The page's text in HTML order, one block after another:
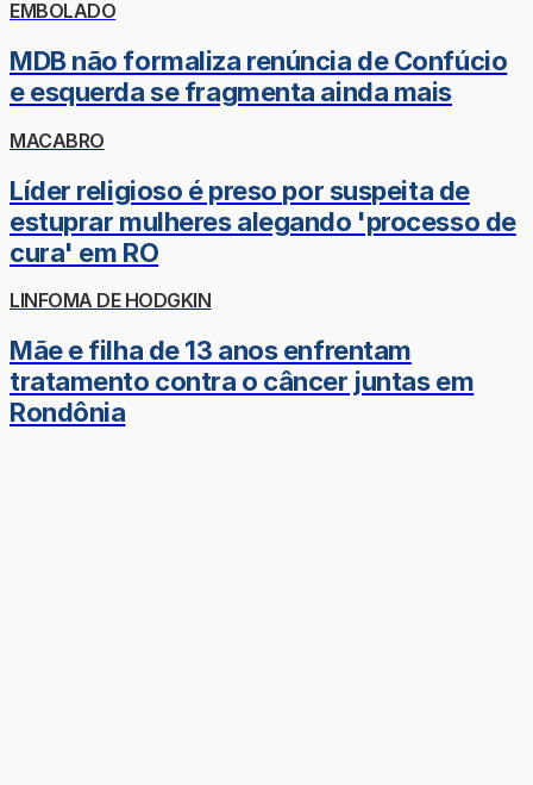
EMBOLADO
MDB não formaliza renúncia de Confúcio
e esquerda se fragmenta ainda mais
MACABRO
Líder religioso é preso por suspeita de
estuprar mulheres alegando 'processo de
cura' em RO
LINFOMA DE HODGKIN
Mãe e filha de 13 anos enfrentam
tratamento contra o câncer juntas em
Rondônia